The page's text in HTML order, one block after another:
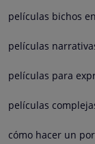
películas bichos
películas
películas para
películas
cómo hacer un